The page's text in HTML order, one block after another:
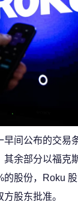
早间公布的交易
其余部分以福克
的股份，Roku
股东批准。